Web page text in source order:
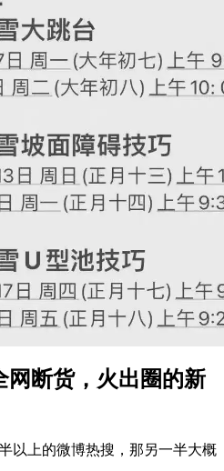
网断货，火出圈的新
以上的微博热搜，那另一半大概